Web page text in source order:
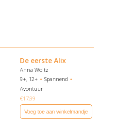
De eerste Alix
Anna Woltz
9+, 12+
Spannend
Avontuur
€17,99
Voeg toe aan winkelmandje